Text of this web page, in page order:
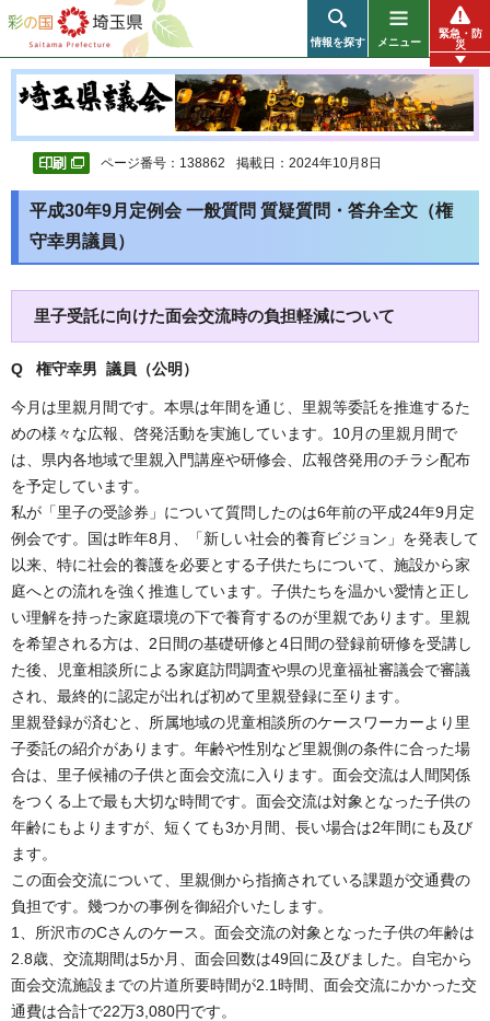
彩の国 埼玉県
情報を探す メニュー
緊急・防
災
ページ番号：138862 掲載日：2024年10月8日
平成30年9月定例会 一般質問 質疑質問・答弁全文（権
守幸男議員）
里子受託に向けた面会交流時の負担軽減について
Q 権守幸男 議員（公明 ）
今月は里親月間です。本県は年間を通じ、里親等委託を推進するた
めの様々な広報、啓発活動を実施しています。10月の里親月間で
は、県内各地域で里親入門講座や研修会、広報啓発用のチラシ配布
を予定しています。
私が「里子の受診券」について質問したのは6年前の平成24年9月定
例会です。国は昨年8月、「新しい社会的養育ビジョン」を発表して
以来、特に社会的養護を必要とする子供たちについて、施設から家
庭へとの流れを強く推進しています。子供たちを温かい愛情と正し
い理解を持った家庭環境の下で養育するのが里親であります。里親
を希望される方は、2日間の基礎研修と4日間の登録前研修を受講し
た後、児童相談所による家庭訪問調査や県の児童福祉審議会で審議
され、最終的に認定が出れば初めて里親登録に至ります。
里親登録が済むと、所属地域の児童相談所のケースワーカーより里
子委託の紹介があります。年齢や性別など里親側の条件に合った場
合は、里子候補の子供と面会交流に入ります。面会交流は人間関係
をつくる上で最も大切な時間です。面会交流は対象となった子供の
年齢にもよりますが、短くても3か月間、長い場合は2年間にも及び
ます。
この面会交流について、里親側から指摘されている課題が交通費の
負担です。幾つかの事例を御紹介いたします。
1、所沢市のCさんのケース。面会交流の対象となった子供の年齢は
2.8歳、交流期間は5か月、面会回数は49回に及びました。自宅から
面会交流施設までの片道所要時間が2.1時間、面会交流にかかった交
通費は合計で22万3,080円です。